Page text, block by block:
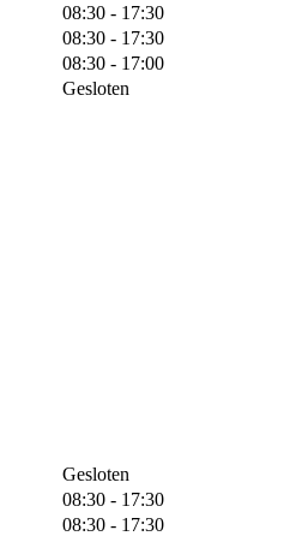
08:30 - 17:30
08:30 - 17:30
08:30 - 17:00
Gesloten
Gesloten
08:30 - 17:30
08:30 - 17:30